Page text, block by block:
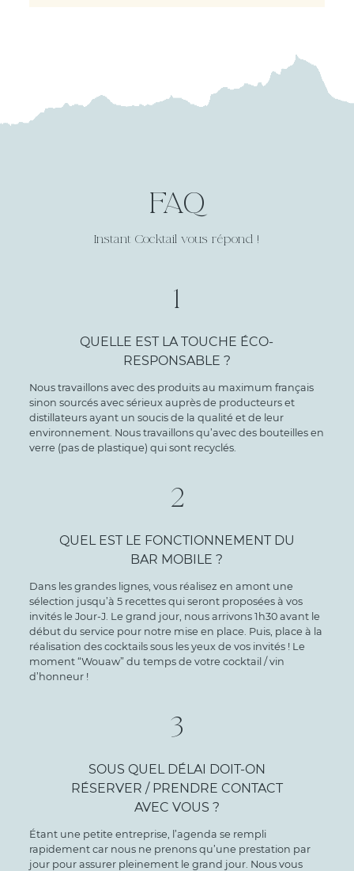
FAQ
Instant Cocktail vous répond !
1
QUELLE EST LA TOUCHE ÉCO-
RESPONSABLE ?
Nous travaillons avec des produits au maximum français
sinon sourcés avec sérieux auprès de producteurs et
distillateurs ayant un soucis de la qualité et de leur
environnement. Nous travaillons qu’avec des bouteilles en
verre (pas de plastique) qui sont recyclés.
2
QUEL EST LE FONCTIONNEMENT DU
BAR MOBILE ?
Dans les grandes lignes, vous réalisez en amont une
sélection jusqu’à 5 recettes qui seront proposées à vos
invités le Jour-J. Le grand jour, nous arrivons 1h30 avant le
début du service pour notre mise en place. Puis, place à la
réalisation des cocktails sous les yeux de vos invités ! Le
moment “Wouaw” du temps de votre cocktail / vin
d’honneur !
3
SOUS QUEL DÉLAI DOIT-ON
RÉSERVER / PRENDRE CONTACT
AVEC VOUS ?
Étant une petite entreprise, l’agenda se rempli
rapidement car nous ne prenons qu’une prestation par
jour pour assurer pleinement le grand jour. Nous vous